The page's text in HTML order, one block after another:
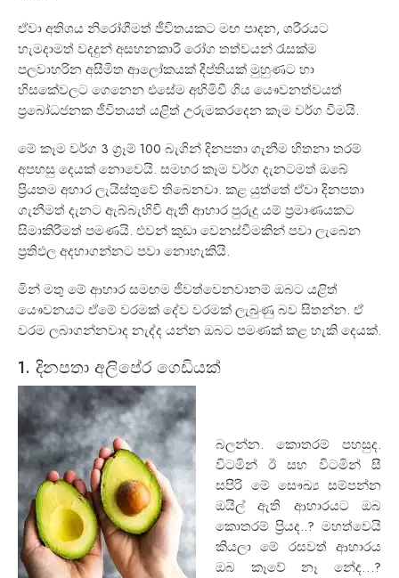
ඒවා අතිශය නිරෝගීමත් ජීවිතයකට මඟ පාදන, ශරීරයට
හැමදාමත් වදදුන් අසහනකාරී රෝග තත්වයන් රැසක්ම
පලවාහරින අසීමිත ආලෝකයක් දීප්තියක් මුහුණට හා
හිසකේවලට ගෙනෙන එසේම අහිමිවී ගිය යෙෳවනත්වයත්
ප්‍රබෝධජනක ජීවිතයත් යළිත් උරුමකරදෙන කෑම වර්ග වීමයි.
මේ කෑම වර්ග 3 ග්‍රෑම් 100 බැගින් දිනපතා ගැනීම හිතනා තරම්
අපහසු දෙයක් නොවෙයි. සමහර කෑම වර්ග දැනටමත් ඔබේ
ප්‍රියතම අහාර ලැයිස්තුවේ තිබෙනවා. කළ යුත්තේ ඒවා දිනපතා
ගැනීමත් දැනට ඇබ්බැහිවී ඇති ආහාර පුරුදු යම් ප්‍රමාණයකට
සිමාකිරීමත් පමණයි. එවන් කුඩා වෙනස්වීමකින් පවා ලැබෙන
ප්‍රතිඵල අදහාගන්නට පවා නොහැකියි.
මින් මතු මේ ආහාර සමඟම ජීවත්වෙනවානම් ඔබට යළිත්
යෙෳවනයට ඒමේ වරමක් දේව වරමක් ලැබුණු බව සිතන්න. ඒ
වරම ලබාගන්නවාද නැද්ද යන්න ඔබට පමණක් කළ හැකි දෙයක්.
1. දිනපතා අලිපේර ගෙඩියක්
බලන්න. කොතරම් පහසුද.
විටමින් ඊ සහ විටමින් සී
සපිරි මේ සෞඛ්‍ය සම්පන්න
ඔයිල් ඇති ආහාරයට ඔබ
කොතරම් ප්‍රියද..? මහත්වෙයි
කියලා මේ රසවත් ආහාරය
ඔබ කෑවේ නෑ නේද…?